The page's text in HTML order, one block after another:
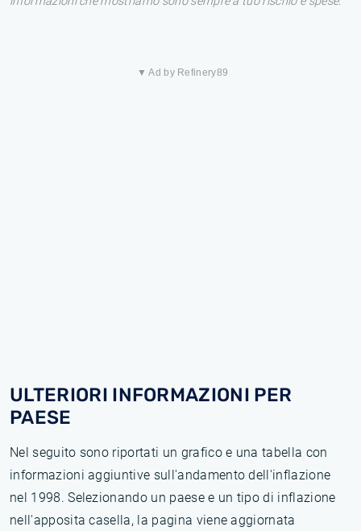
▼ Ad by Refinery89
ULTERIORI INFORMAZIONI PER
PAESE
Nel seguito sono riportati un grafico e una tabella con
informazioni aggiuntive sull'andamento dell'inflazione
nel 1998. Selezionando un paese e un tipo di inflazione
nell'apposita casella, la pagina viene aggiornata